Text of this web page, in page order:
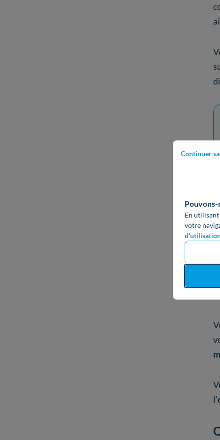
Continuer
Pouvons-
En
votre
l’